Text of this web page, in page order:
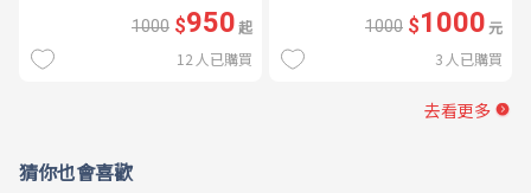
1000 $950起
12 人已購買
1000 $1000元
3 人已購買
去看更多
猜你也會喜歡